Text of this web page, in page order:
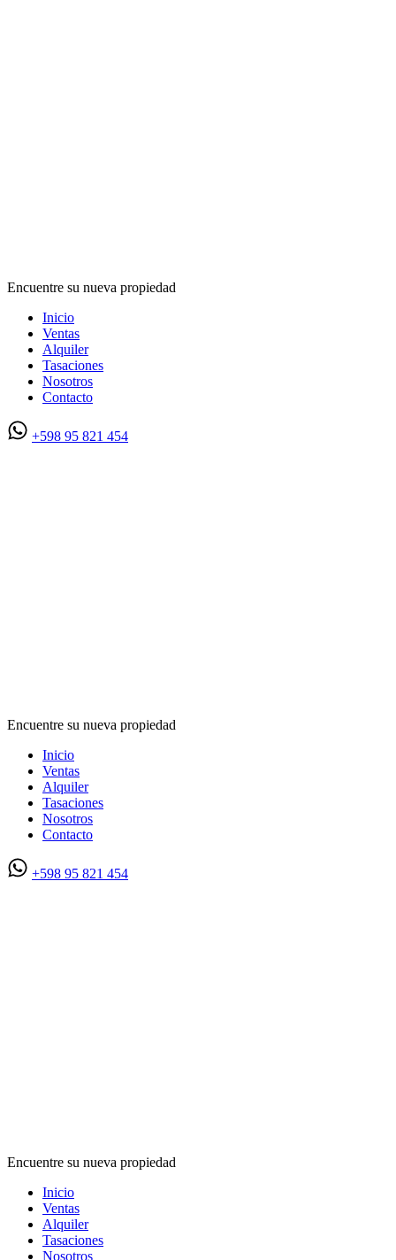
Encuentre su nueva propiedad
Inicio
Ventas
Alquiler
Tasaciones
Nosotros
Contacto
+598 95 821 454
Encuentre su nueva propiedad
Inicio
Ventas
Alquiler
Tasaciones
Nosotros
Contacto
+598 95 821 454
Encuentre su nueva propiedad
Inicio
Ventas
Alquiler
Tasaciones
Nosotros